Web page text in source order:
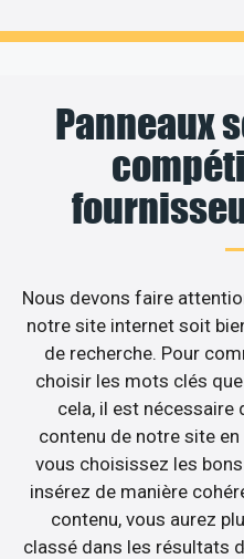
Panneaux
Nous devons faire
notre site internet soit
de recherche. Pour
choisir les mots clés
cela, il est nécessaire
contenu de notre site
vous choisissez les
insérez de manière
contenu, vous aurez
classé dans les résultats